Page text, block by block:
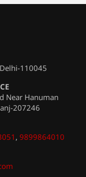
110045
Near Hanuman
207246
, 9899864010